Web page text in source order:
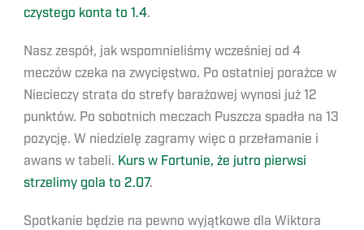
czystego konta to 1.4.
Nasz zespół, jak wspomnieliśmy wcześniej od 4
meczów czeka na zwycięstwo. Po ostatniej porażce w
Niecieczy strata do strefy barażowej wynosi już 12
punktów. Po sobotnich meczach Puszcza spadła na 13
pozycję. W niedzielę zagramy więc o przełamanie i
awans w tabeli. Kurs w Fortunie, że jutro pierwsi
strzelimy gola to 2.07.
Spotkanie będzie na pewno wyjątkowe dla Wiktora